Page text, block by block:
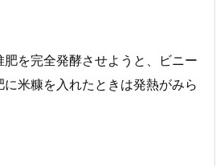
を完全発酵させようと、ビニー
米糠を入れたときは発熱がみら